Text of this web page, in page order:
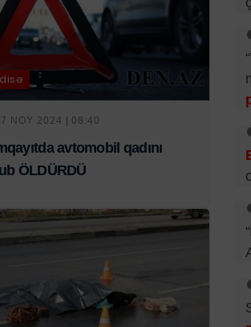
NOY 2024 | 08:40
avtomobil qadını
ÖLDÜRDÜ